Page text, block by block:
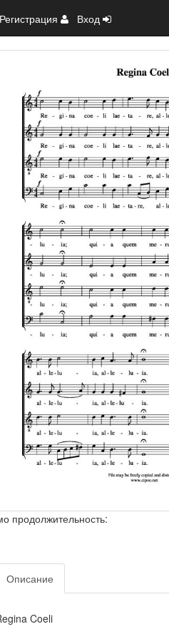
Регистрация Вход
продолжительность:
Описание
Coeli